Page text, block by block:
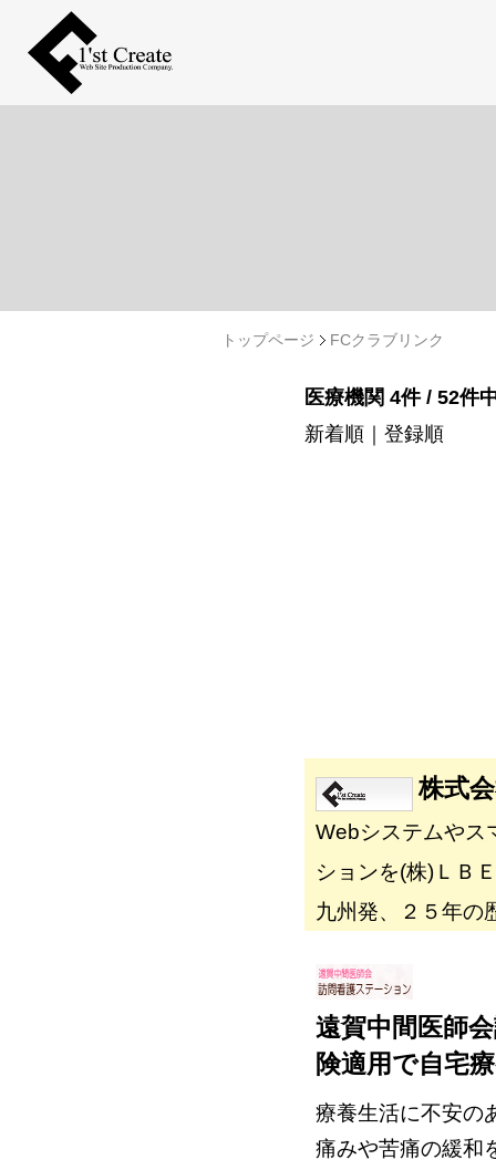
トップページ FCクラブリンク
医療機関 4件 / 52件
新着順
登録順
株式
Webシステムやス
ションを(株)ＬＢ
九州発、２５年の
遠賀中間医師
険適用で自宅
療養生活に不安の
痛みや苦痛の緩和